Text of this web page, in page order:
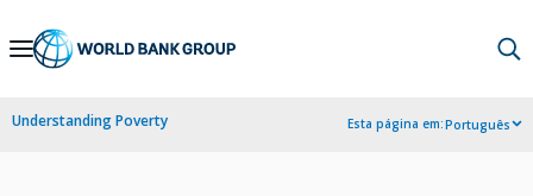
Skip
Navigation
Understanding Poverty Esta página em:Português